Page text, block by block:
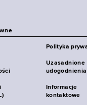
Polityka
Uzasadnione
udogodnienia
Informacje
kontaktowe